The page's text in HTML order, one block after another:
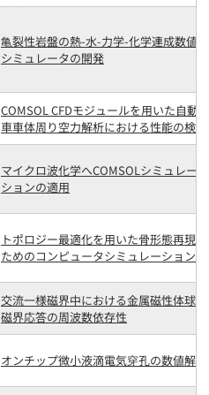
亀裂性岩盤の熱-水-力学-化学連成数値
シミュレータの開発
COMSOL CFDモジュールを用いた自動
車車体周り空力解析における性能の検証
マイクロ波化学へCOMSOLシミュレー
ションの適用
トポロジー最適化を用いた骨形態再現の
ためのコンピュータシミュレーション
交流一様磁界中における金属磁性体球の
磁界応答の周波数依存性
オンチップ微小液滴電気穿孔の数値解析